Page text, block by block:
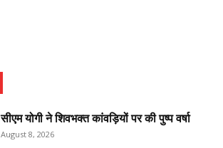
सीएम योगी ने शिवभक्त कांवड़ियों पर की पुष्प वर्षा
August 8, 2026